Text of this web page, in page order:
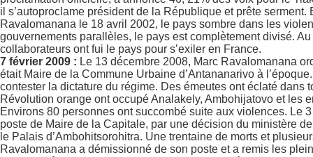
il s’autoproclame président de la République et prête
Ravalomanana le 18 avril 2002, le pays sombre dans les
gouvernements parallèles, le pays est complètement divisé.
collaborateurs ont fui le pays pour s’exiler en France.
7 février 2009 : Le 13 décembre 2008, Marc Ravalomanana
était Maire de la Commune Urbaine d’Antananarivo à
contester la dictature du régime. Des émeutes ont éclaté
Révolution orange ont occupé Analakely, Ambohijatovo et les
Environs 80 personnes ont succombé suite aux violences. Le
poste de Maire de la Capitale, par une décision du ministère
le Palais d’Ambohitsorohitra. Une trentaine de morts et
Ravalomanana a démissionné de son poste et a remis les